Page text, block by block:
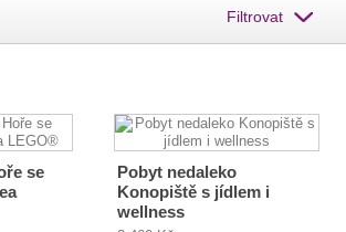
Filtrovat
se
Pobyt nedaleko
Konopiště s jídlem i
wellness